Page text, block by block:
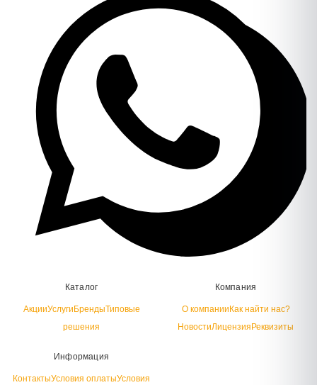
Каталог
АкцииУслуги БрендыТиповые
решения
Компания
О компании Как найти нас?
НовостиЛицензия Реквизиты
Информация
КонтактыУсловия оплатыУсловия